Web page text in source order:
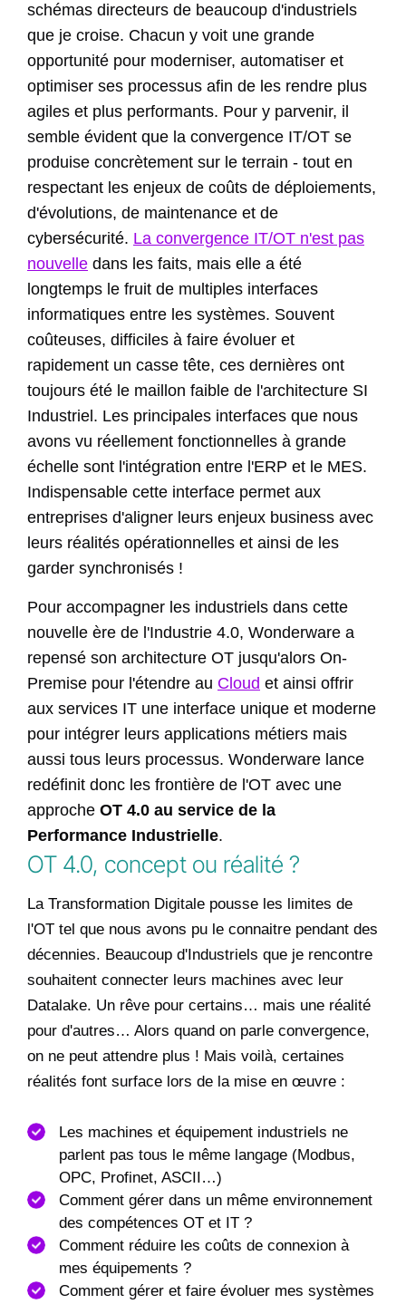
schémas directeurs de beaucoup d'industriels
que je croise. Chacun y voit une grande
opportunité pour moderniser, automatiser et
optimiser ses processus afin de les rendre plus
agiles et plus performants. Pour y parvenir, il
semble évident que la convergence IT/OT se
produise concrètement sur le terrain - tout en
respectant les enjeux de coûts de déploiements,
d'évolutions, de maintenance et de
cybersécurité. La convergence IT/OT n'est pas
nouvelle dans les faits, mais elle a été
longtemps le fruit de multiples interfaces
informatiques entre les systèmes. Souvent
coûteuses, difficiles à faire évoluer et
rapidement un casse tête, ces dernières ont
toujours été le maillon faible de l'architecture SI
Industriel. Les principales interfaces que nous
avons vu réellement fonctionnelles à grande
échelle sont l'intégration entre l'ERP et le MES.
Indispensable cette interface permet aux
entreprises d'aligner leurs enjeux business avec
leurs réalités opérationnelles et ainsi de les
garder synchronisés !
Pour accompagner les industriels dans cette
nouvelle ère de l'Industrie 4.0, Wonderware a
repensé son architecture OT jusqu'alors On-
Premise pour l'étendre au Cloud et ainsi offrir
aux services IT une interface unique et moderne
pour intégrer leurs applications métiers mais
aussi tous leurs processus. Wonderware lance
redéfinit donc les frontière de l'OT avec une
approche OT 4.0 au service de la
Performance Industrielle.
OT 4.0, concept ou réalité ?
La Transformation Digitale pousse les limites de
l'OT tel que nous avons pu le connaitre pendant des
décennies. Beaucoup d'Industriels que je rencontre
souhaitent connecter leurs machines avec leur
Datalake. Un rêve pour certains… mais une réalité
pour d'autres… Alors quand on parle convergence,
on ne peut attendre plus ! Mais voilà, certaines
réalités font surface lors de la mise en œuvre :
Les machines et équipement industriels ne
parlent pas tous le même langage (Modbus,
OPC, Profinet, ASCII…)
Comment gérer dans un même environnement
des compétences OT et IT ?
Comment réduire les coûts de connexion à
mes équipements ?
Comment gérer et faire évoluer mes systèmes